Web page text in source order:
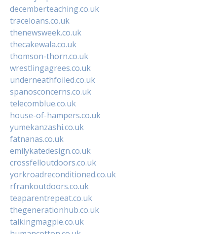
decemberteaching.co.uk
traceloans.co.uk
thenewsweek.co.uk
thecakewala.co.uk
thomson-thorn.co.uk
wrestlingagrees.co.uk
underneathfoiled.co.uk
spanosconcerns.co.uk
telecomblue.co.uk
house-of-hampers.co.uk
yumekanzashi.co.uk
fatnanas.co.uk
emilykatedesign.co.uk
crossfelloutdoors.co.uk
yorkroadreconditioned.co.uk
rfrankoutdoors.co.uk
teaparentrepeat.co.uk
thegenerationhub.co.uk
talkingmagpie.co.uk